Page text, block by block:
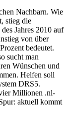
Nachbarn. Wie
stieg die
Jahres 2010 auf
von über
bedeutet.
sucht man
Wünschen und
Helfen soll
DRS5.
Millionen .nl-
aktuell kommt